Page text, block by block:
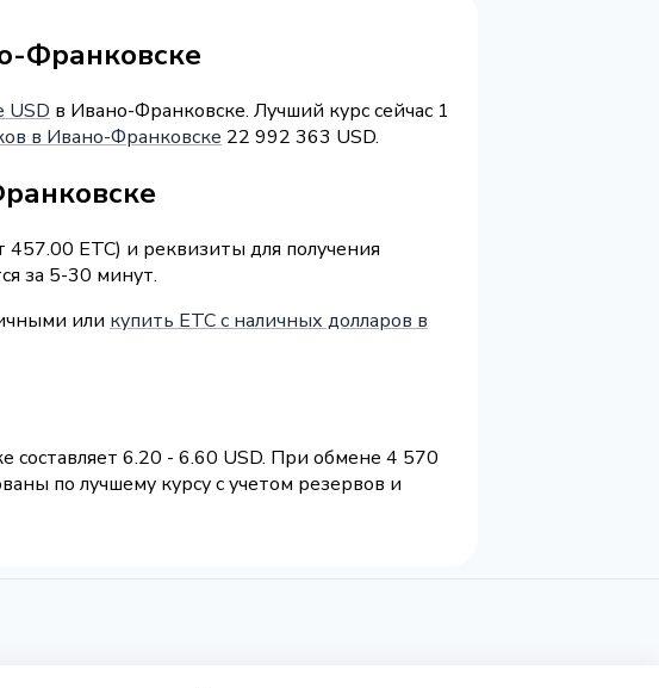
Франковске
USD в Ивано-Франковске. Лучший курс сейчас 1
в Ивано-Франковске 22 992 363 USD.
ETC) и реквизиты для получения
за 5-30 минут.
или купить ETC с наличных долларов в
6.20 - 6.60 USD. При обмене 4 570
по лучшему курсу с учетом резервов и